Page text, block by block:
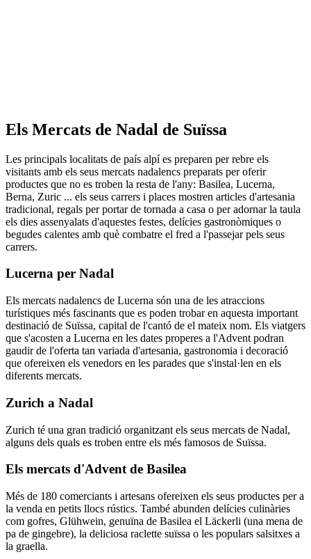
Els Mercats de Nadal de Suïssa
Les principals localitats de país alpí es preparen per rebre els
visitants amb els seus mercats nadalencs preparats per oferir
productes que no es troben la resta de l'any: Basilea, Lucerna,
Berna, Zuric ... els seus carrers i places mostren articles d'artesania
tradicional, regals per portar de tornada a casa o per adornar la taula
els dies assenyalats d'aquestes festes, delícies gastronòmiques o
begudes calentes amb què combatre el fred a l'passejar pels seus
carrers.
Lucerna per Nadal
Els mercats nadalencs de Lucerna són una de les atraccions
turístiques més fascinants que es poden trobar en aquesta important
destinació de Suïssa, capital de l'cantó de el mateix nom. Els viatgers
que s'acosten a Lucerna en les dates properes a l'Advent podran
gaudir de l'oferta tan variada d'artesania, gastronomia i decoració
que ofereixen els venedors en les parades que s'instal·len en els
diferents mercats.
Zurich a Nadal
Zurich té una gran tradició organitzant els seus mercats de Nadal,
alguns dels quals es troben entre els més famosos de Suïssa.
Els mercats d'Advent de Basilea
Més de 180 comerciants i artesans ofereixen els seus productes per a
la venda en petits llocs rústics. També abunden delícies culinàries
com gofres, Glühwein, genuïna de Basilea el Läckerli (una mena de
pa de gingebre), la deliciosa raclette suïssa o les populars salsitxes a
la graella.